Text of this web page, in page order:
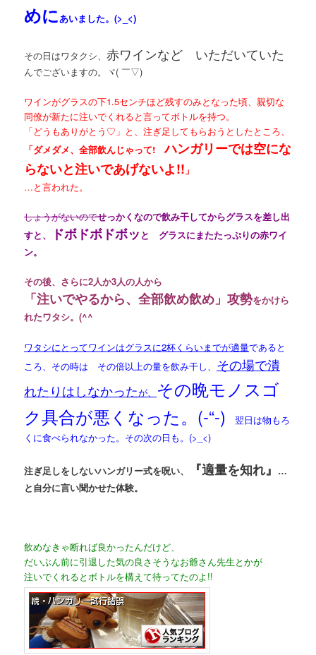
めにあいました。(>_<)
その日はワタクシ、赤ワインなど いただいていた
んでございますの。ヾ( ￣▽)ゞ
ワインがグラスの下1.5センチほど残すのみとなった頃、親切な
同僚が新たに注いでくれると言ってボトルを持つ。
「どうもありがとう♡」と、注ぎ足してもらおうとしたところ、
「ダメダメ、全部飲んじゃって!ハンガリーでは空にな
らないと注いであげないよ!! 」
…と言われた。
しょうがないのでせっかくなので飲み干してからグラスを差し出
すと、
ドボドボドボッ と グラスにまたたっぷりの赤ワイ
ン。
その後、さらに2人か3人の人から
「注いでやるから、全部飲め飲め」攻勢をかけら
れたワタシ。(^^ゞ
ワタシにとってワインはグラスに2杯くらいまでが適量であると
ころ、その時は その倍以上の量を飲み干し、 その場で潰
れたりはしなかったが、
その晩モノスゴ
ク具合が悪くなった。(-“-) 翌日は物もろ
くに食べられなかった。その次の日も。(>_<)
注ぎ足しをしないハンガリー式を呪い、 『適量を知れ』 …
と自分に言い聞かせた体験。
飲めなきゃ断れば良かったんだけど、
だいぶん前に引退した気の良さそうなお爺さん先生とかが
注いでくれるとボトルを構えて待ってたのよ!!